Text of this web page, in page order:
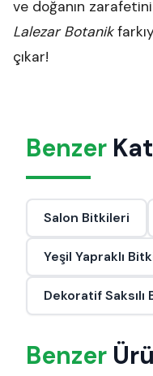
ve doğanın
Lalezar Botanik
çıkar!
Benzer
Salon Bitkileri
Yeşil Yapraklı
Dekoratif Saksılı
Benzer